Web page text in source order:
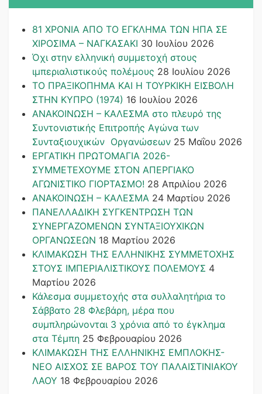
81 ΧΡΟΝΙΑ ΑΠΟ ΤΟ ΕΓΚΛΗΜΑ ΤΩΝ ΗΠΑ ΣΕ
ΧΙΡΟΣΙΜΑ – ΝΑΓΚΑΣΑΚΙ 30 Ιουλίου 2026
Όχι στην ελληνική συμμετοχή στους
ιμπεριαλιστικούς πολέμους 28 Ιουλίου 2026
ΤΟ ΠΡΑΞΙΚΟΠΗΜΑ ΚΑΙ H ΤΟΥΡΚΙΚΗ ΕΙΣΒΟΛΗ
ΣΤΗΝ ΚΥΠΡΟ (1974) 16 Ιουλίου 2026
ΑΝΑΚΟΙΝΩΣΗ – ΚΑΛΕΣΜΑ στο πλευρό της
Συντονιστικής Επιτροπής Αγώνα των
Συνταξιουχικών Οργανώσεων 25 Μαΐου 2026
ΕΡΓΑΤΙΚΗ ΠΡΩΤΟΜΑΓΙΑ 2026-
ΣΥΜΜΕΤΕΧΟΥΜΕ ΣΤΟΝ ΑΠΕΡΓΙΑΚΟ
ΑΓΩΝΙΣΤΙΚΟ ΓΙΟΡΤΑΣΜΟ! 28 Απριλίου 2026
ΑΝΑΚΟΙΝΩΣΗ – ΚΑΛΕΣΜΑ 24 Μαρτίου 2026
ΠΑΝΕΛΛΑΔΙΚΗ ΣΥΓΚΕΝΤΡΩΣΗ ΤΩΝ
ΣΥΝΕΡΓΑΖΟΜΕΝΩΝ ΣΥΝΤΑΞΙΟΥΧΙΚΩΝ
ΟΡΓΑΝΩΣΕΩΝ 18 Μαρτίου 2026
ΚΛΙΜΑΚΩΣΗ ΤΗΣ ΕΛΛΗΝΙΚΗΣ ΣΥΜΜΕΤΟΧΗΣ
ΣΤΟΥΣ ΙΜΠΕΡΙΑΛΙΣΤΙΚΟΥΣ ΠΟΛΕΜΟΥΣ 4
Μαρτίου 2026
Κάλεσμα συμμετοχής στα συλλαλητήρια το
Σάββατο 28 Φλεβάρη, μέρα που
συμπληρώνονται 3 χρόνια από το έγκλημα
στα Τέμπη 25 Φεβρουαρίου 2026
ΚΛΙΜΑΚΩΣΗ ΤΗΣ ΕΛΛΗΝΙΚΗΣ ΕΜΠΛΟΚΗΣ-
ΝΕΟ ΑΙΣΧΟΣ ΣΕ ΒΑΡΟΣ ΤΟΥ ΠΑΛΑΙΣΤΙΝΙΑΚΟΥ
ΛΑΟΥ 18 Φεβρουαρίου 2026